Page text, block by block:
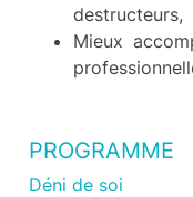
destructeurs,
Mieux
PROGRAMME
Déni de soi